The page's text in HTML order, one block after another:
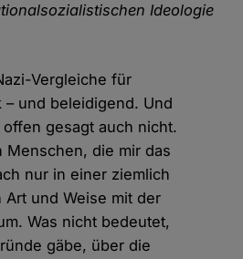
Ideologie
Vergleiche für
– und beleidigend. Und
gesagt auch nicht.
Menschen, die mir das
nur in einer ziemlich
Art und Weise mit der
Was nicht bedeutet,
gäbe, über die